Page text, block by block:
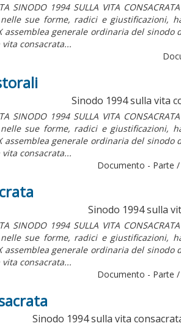
SINODO 1994 SULLA VITA
sue forme, radici e giustificazioni,
generale ordinaria del sinodo
consacrata...
Sinodo 1994 sulla vita
SINODO 1994 SULLA VITA
sue forme, radici e giustificazioni,
generale ordinaria del sinodo
consacrata...
Documento - Parte
Sinodo 1994 sulla
SINODO 1994 SULLA VITA
sue forme, radici e giustificazioni,
generale ordinaria del sinodo
consacrata...
Documento - Parte
Sinodo 1994 sulla vita